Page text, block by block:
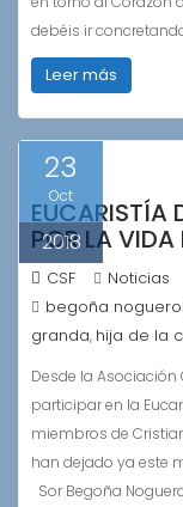
debéis ir
Leer más
23
Oct
2018
EUCARISTÍA
POR LA VIDA
CSF
Noticias
begoña noguerol
granda, hija de la
Desde la
participar en la
miembros de
han dejado ya este
Sor Begoña